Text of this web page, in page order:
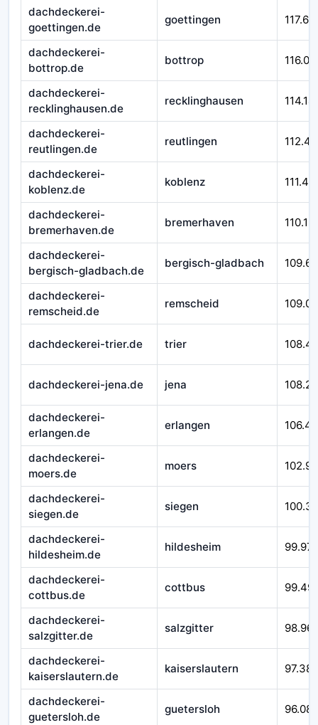
dachdeckerei-
goettingen.de
goettingen
dachdeckerei-
bottrop.de
bottrop
dachdeckerei-
recklinghausen.de
recklinghausen
dachdeckerei-
reutlingen.de
reutlingen
dachdeckerei-
koblenz.de
koblenz
dachdeckerei-
bremerhaven.de
bremerhaven
dachdeckerei-
bergisch-gladbach.de
bergisch-gladbach
dachdeckerei-
remscheid.de
remscheid
dachdeckerei-trier.de trier
dachdeckerei-jena.de jena
dachdeckerei-
erlangen.de
erlangen
dachdeckerei-
moers.de
moers
dachdeckerei-
siegen.de
siegen
dachdeckerei-
hildesheim.de
hildesheim
dachdeckerei-
cottbus.de
cottbus 99.491
dachdeckerei-
salzgitter.de
salzgitter
dachdeckerei-
kaiserslautern.de
kaiserslautern 97.382
dachdeckerei-
guetersloh.de
guetersloh 96.085